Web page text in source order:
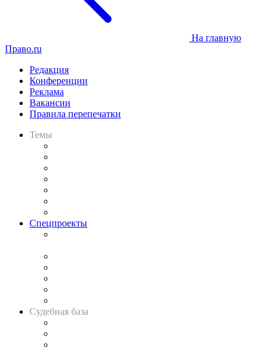
На главную
Право.ru
Редакция
Конференции
Реклама
Вакансии
Правила перепечатки
Темы
Спецпроекты
Судебная база